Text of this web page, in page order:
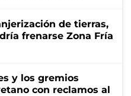
de tierras,
frenarse Zona Fría
y los gremios
con reclamos al